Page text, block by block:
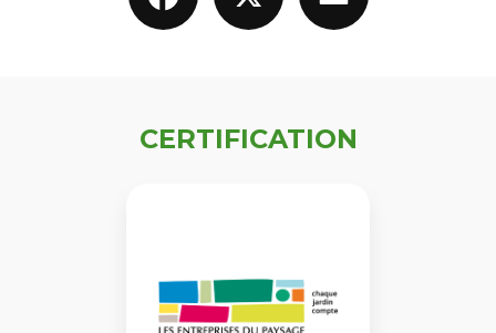
CERTIFICATION